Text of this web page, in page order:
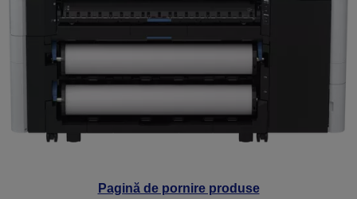
Pagină de pornire produse